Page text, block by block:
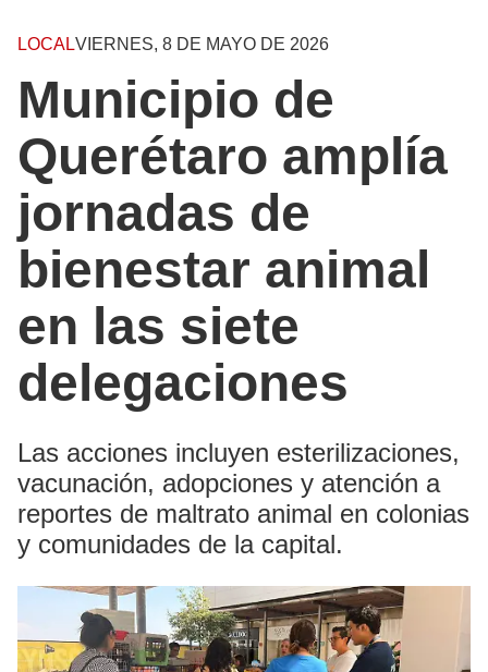
LOCALVIERNES, 8 DE MAYO DE 2026
Municipio de
Querétaro amplía
jornadas de
bienestar animal
en las siete
delegaciones
Las acciones incluyen esterilizaciones,
vacunación, adopciones y atención a
reportes de maltrato animal en colonias
y comunidades de la capital.